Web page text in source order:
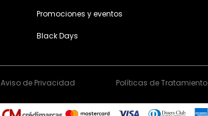
Promociones y eventos
Black Days
Aviso de Privacidad Políticas de Tratamiento